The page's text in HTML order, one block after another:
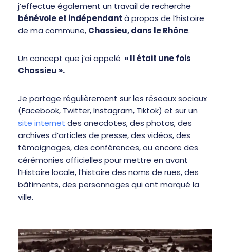
j’effectue également un travail de recherche
bénévole et indépendant à propos de l’histoire
de ma commune, Chassieu, dans le Rhône.
Un concept que j’ai appelé » Il était une fois
Chassieu ».
Je partage régulièrement sur les réseaux sociaux
(Facebook, Twitter, Instagram, Tiktok) et sur un
site internet des anecdotes, des photos, des
archives d’articles de presse, des vidéos, des
témoignages, des conférences, ou encore des
cérémonies officielles pour mettre en avant
l’Histoire locale, l’histoire des noms de rues, des
bâtiments, des personnages qui ont marqué la
ville.